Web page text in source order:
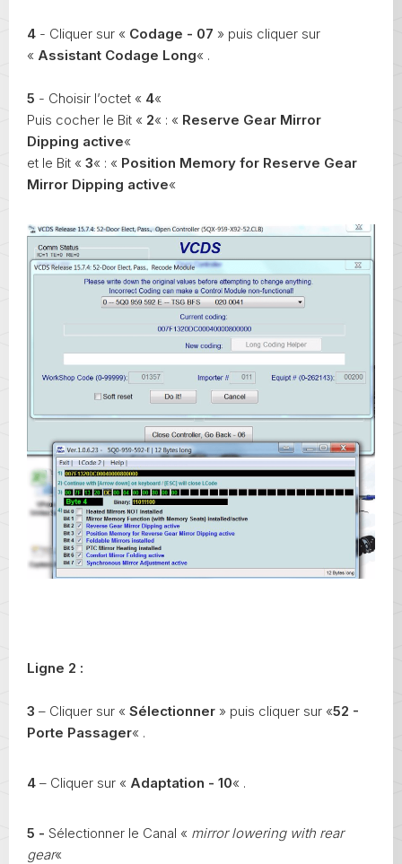
4 - Cliquer sur « Codage - 07 » puis cliquer sur
« Assistant Codage Long« .
5 - Choisir l’octet « 4«
Puis cocher le Bit « 2« : « Reserve Gear Mirror
Dipping active«
et le Bit « 3« : « Position Memory for Reserve Gear
Mirror Dipping active«
Ligne 2 :
3 – Cliquer sur « Sélectionner » puis cliquer sur «52 -
Porte Passager« .
4 – Cliquer sur « Adaptation - 10« .
5 - Sélectionner le Canal « mirror lowering with rear
gear«